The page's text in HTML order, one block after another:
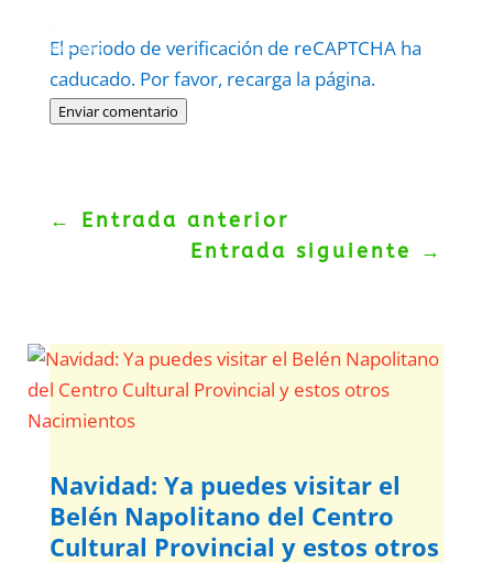
El periodo de verificación de reCAPTCHA ha
caducado. Por favor, recarga la página.
Enviar comentario
Politica–Términos.
← Entrada anterior
Entrada siguiente
→
Navidad: Ya puedes visitar el
Belén Napolitano del Centro
Cultural Provincial y estos otros